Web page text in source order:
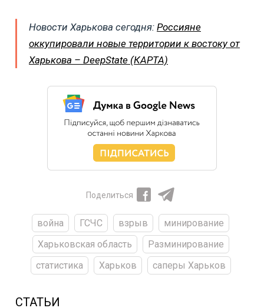
Новости Харькова сегодня: Россияне
оккупировали новые территории к востоку от
Харькова – DeepState (КАРТА)
Поделиться
война ГСЧС взрыв
минирование
Харьковская область
Разминирование
статистика
Харьков саперы Харьков
СТАТЬИ